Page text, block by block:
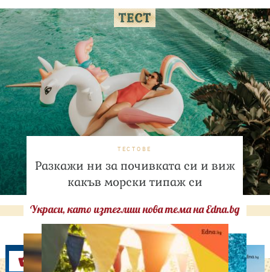
ТЕСТОВЕ
Разкажи ни за почивката си и виж
какъв морски типаж си
Украси, като изтеглиш нова тема на Edna.bg
Оферти